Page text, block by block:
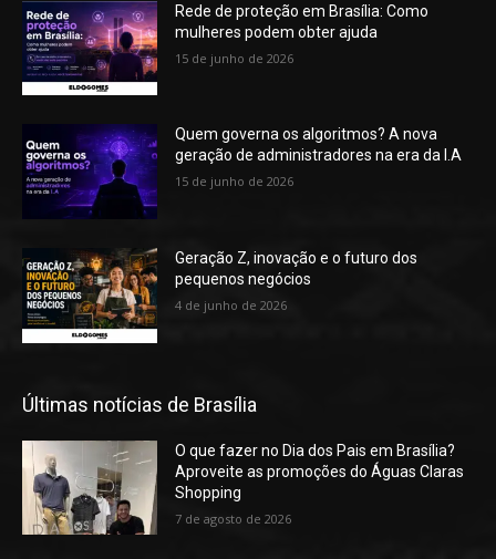
Rede de proteção em Brasília: Como
mulheres podem obter ajuda
15 de junho de 2026
Quem governa os algoritmos? A nova
geração de administradores na era da I.A
15 de junho de 2026
Geração Z, inovação e o futuro dos
pequenos negócios
4 de junho de 2026
Últimas notícias de Brasília
O que fazer no Dia dos Pais em Brasília?
Aproveite as promoções do Águas Claras
Shopping
7 de agosto de 2026